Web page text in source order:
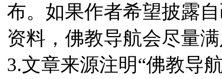
布。如果作者希望披露
资料，佛教导航会尽量
3.文章来源注明“佛教导